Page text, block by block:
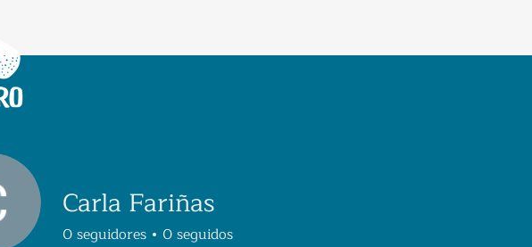
Carla Fariñas
0seguidores 0seguidos